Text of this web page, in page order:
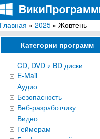
ВикиПрограммы
Энциклопедия бесплатных
Главная » 2025 » Жовтень
Категории программ
CD, DVD и BD диски
E-Mail
Аудио
Безопасность
Веб-разработчику
Видео
Геймерам